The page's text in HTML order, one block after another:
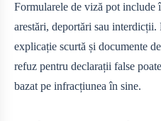
Formularele de viză pot include
arestări, deportări sau interdicții.
explicație scurtă și documente
refuz pentru declarații false
bazat pe infracțiunea în sine.